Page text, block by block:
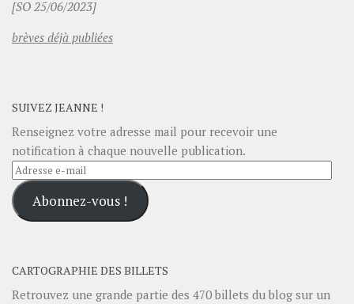
[SO 25/06/2023]
brèves déjà publiées
SUIVEZ JEANNE !
Renseignez votre adresse mail pour recevoir une
notification à chaque nouvelle publication.
Adresse
e-
mailAbonnez-vous !
CARTOGRAPHIE DES BILLETS
Retrouvez une grande partie des 470billets du blog sur un